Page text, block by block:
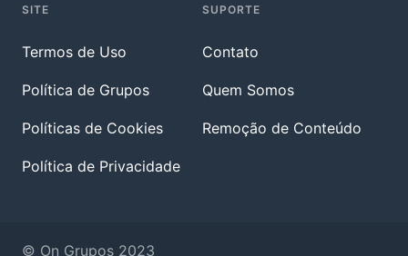
SITE
Termos de Uso
Política de Grupos
Políticas de Cookies
Política de Privacidade
SUPORTE
Contato
Quem Somos
Remoção de Conteúdo
© On Grupos 2023